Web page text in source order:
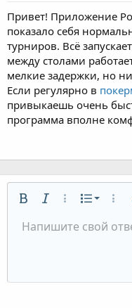
Привет! Приложение
показало себя
турниров. Всё
между столами
мелкие задержки, но
Если регулярно в
привыкаешь очень
программа вполне
ЖирныйКурсив Список
Размер шрифта
9
Цвет текста
Шрифт Arial
Выравнивание
По левому
Формат параграфа
Обычный
ЦитатаМедиаВставить
Повторить
Переключить
Удалить
Напишите свой